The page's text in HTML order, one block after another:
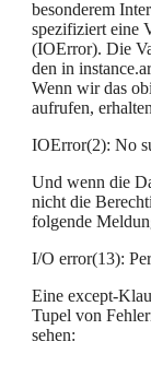
besonderem
spezifiziert eine
(IOError). Die
den in
Wenn wir das
aufrufen,
IOError(2): No
Und wenn die
nicht die
folgende
I/O error(13):
Eine except-
Tupel von
sehen: